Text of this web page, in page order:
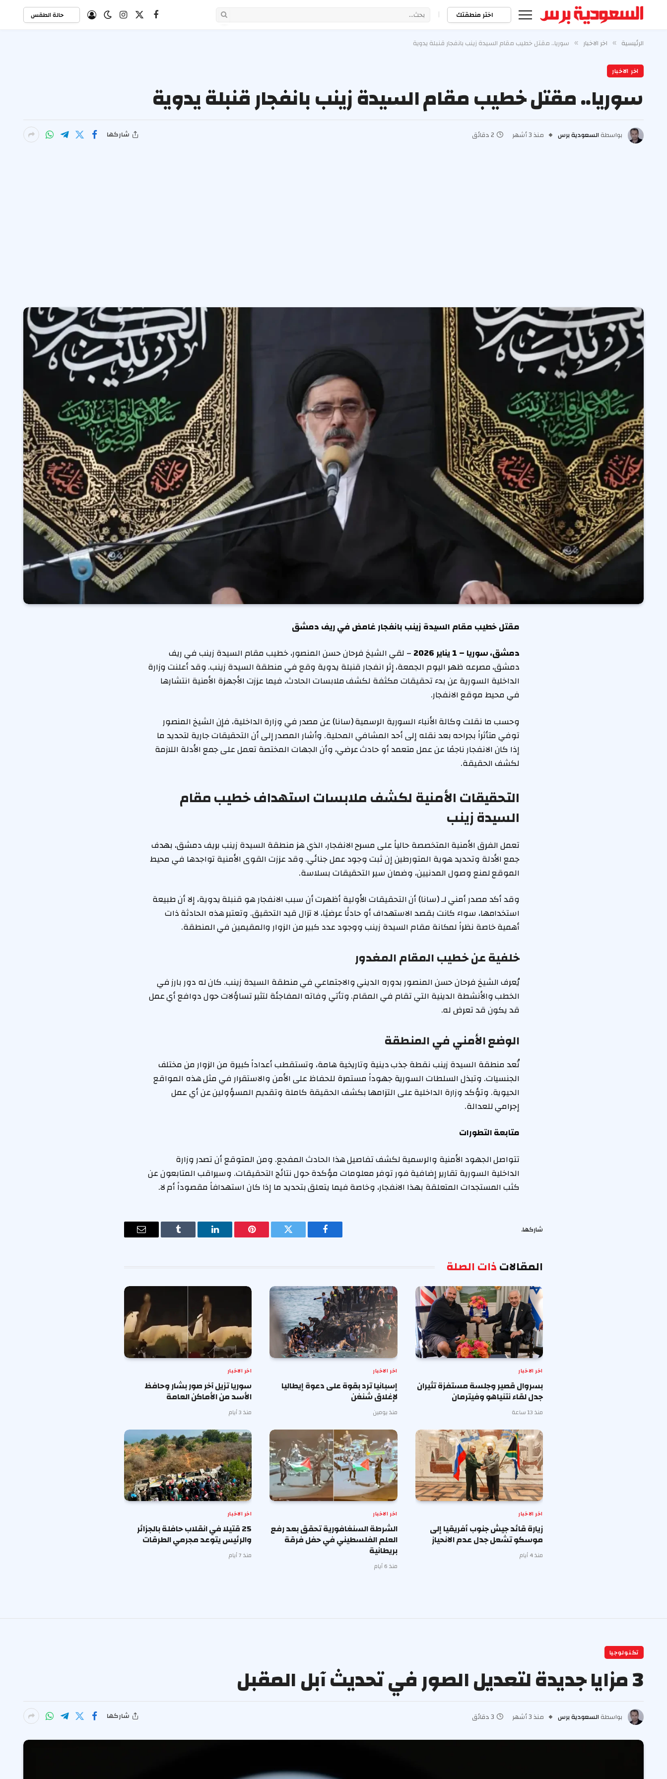
اختر منطقتك | فيسبوك
X
الانستغرام حالة الطقس
الرئيسية » اخر الاخبار » سوريا.. مقتل خطيب مقام السيدة زينب بانفجار قنبلة يدوية
اخر الاخبار
سوريا.. مقتل خطيب مقام السيدة زينب بانفجار قنبلة يدوية
بواسطة السعودية برس منذ 3 أشهر 2 دقائق شاركها
مقتل خطيب مقام السيدة زينب بانفجار غامض في ريف دمشق
دمشق، سوريا – 1 يناير 2026
– لقي الشيخ فرحان حسن المنصور، خطيب مقام السيدة زينب في ريف
دمشق، مصرعه ظهر اليوم الجمعة، إثر انفجار قنبلة يدوية وقع في منطقة السيدة زينب. وقد أعلنت وزارة
الداخلية السورية عن بدء تحقيقات مكثفة لكشف ملابسات الحادث، فيما عززت الأجهزة الأمنية انتشارها
في محيط موقع الانفجار.
وحسب ما نقلت وكالة الأنباء السورية الرسمية (سانا) عن مصدر في وزارة الداخلية، فإن الشيخ المنصور
توفي متأثراً بجراحه بعد نقله إلى أحد المشافي المحلية. وأشار المصدر إلى أن التحقيقات جارية لتحديد ما
إذا كان الانفجار ناجمًا عن عمل متعمد أو حادث عرضي، وأن الجهات المختصة تعمل على جمع الأدلة اللازمة
لكشف الحقيقة.
التحقيقات الأمنية لكشف ملابسات استهداف خطيب مقام
السيدة زينب
تعمل الفرق الأمنية المتخصصة حالياً على مسرح الانفجار، الذي هز منطقة السيدة زينب بريف دمشق، بهدف
جمع الأدلة وتحديد هوية المتورطين إن ثبت وجود عمل جنائي. وقد عززت القوى الأمنية تواجدها في محيط
الموقع لمنع وصول المدنيين، وضمان سير التحقيقات بسلاسة.
وقد أكد مصدر أمني لـ (سانا) أن التحقيقات الأولية أظهرت أن سبب الانفجار هو قنبلة يدوية، إلا أن طبيعة
استخدامها، سواء كانت بقصد الاستهداف أو حادثًا عرضيًا، لا تزال قيد التحقيق. وتعتبر هذه الحادثة ذات
أهمية خاصة نظراً لمكانة مقام السيدة زينب ووجود عدد كبير من الزوار والمقيمين في المنطقة.
خلفية عن خطيب المقام المغدور
يُعرف الشيخ فرحان حسن المنصور بدوره الديني والاجتماعي في منطقة السيدة زينب. كان له دور بارز في
الخطب والأنشطة الدينية التي تقام في المقام. وتأتي وفاته المفاجئة لتثير تساؤلات حول دوافع أي عمل
قد يكون قد تعرض له.
الوضع الأمني في المنطقة
تُعد منطقة السيدة زينب نقطة جذب دينية وتاريخية هامة، وتستقطب أعداداً كبيرة من الزوار من مختلف
الجنسيات. وتبذل السلطات السورية جهوداً مستمرة للحفاظ على الأمن والاستقرار في مثل هذه المواقع
الحيوية. وتؤكد وزارة الداخلية على التزامها بكشف الحقيقة كاملة وتقديم المسؤولين عن أي عمل
إجرامي للعدالة.
متابعة التطورات
تتواصل الجهود الأمنية والرسمية لكشف تفاصيل هذا الحادث المفجع. ومن المتوقع أن تصدر وزارة
الداخلية السورية تقارير إضافية فور توفر معلومات مؤكدة حول نتائج التحقيقات. وسيراقب المتابعون عن
كثب المستجدات المتعلقة بهذا الانفجار، وخاصة فيما يتعلق بتحديد ما إذا كان استهدافاً مقصوداً أم لا.
شاركها.
فيسبوك تويتر بينتيريستلينكدإن Tumblr
البريد
المقالاتذات الصلة
اخر الاخبار
بسروال قصير وجلسة مستفزة تثيران
جدل لقاء نتنياهو وفيترمان
منذ 13 ساعة
اخر الاخبار
إسبانيا ترد بقوة على دعوة إيطاليا
لإغلاق شنغن
منذ يومين
اخر الاخبار
سوريا تزيل آخر صور بشار وحافظ
الأسد من الأماكن العامة
منذ 3 أيام
اخر الاخبار
زيارة قائد جيش جنوب أفريقيا إلى
موسكو تشعل جدل عدم الانحياز
منذ 4 أيام
اخر الاخبار
الشرطة السنغافورية تحقق بعد رفع
العلم الفلسطيني في حفل فرقة
بريطانية
منذ 6 أيام
اخر الاخبار
25 قتيلا في انقلاب حافلة بالجزائر
والرئيس يتوعد مجرمي الطرقات
منذ 7 أيام
تكنولوجيا
3 مزايا جديدة لتعديل الصور في تحديث آبل المقبل
بواسطة السعودية برس منذ 3 أشهر 3 دقائق شاركها